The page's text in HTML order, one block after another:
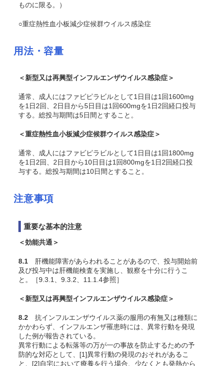
ものに限る。）
○重症熱性血小板減少症候群ウイルス感染症
用法・容量
＜新型又は再興型インフルエンザウイルス感染症＞
通常、成人にはファビピラビルとして1日目は1回1600mg
を1日2回、2日目から5日目は1回600mgを1日2回経口投与
する。総投与期間は5日間とすること。
＜重症熱性血小板減少症候群ウイルス感染症＞
通常、成人にはファビピラビルとして1日目は1回1800mg
を1日2回、2日目から10日目は1回800mgを1日2回経口投
与する。総投与期間は10日間とすること。
注意事項
重要な基本的注意
＜効能共通＞
8.1 肝機能障害があらわれることがあるので、投与開始前
及び投与中は肝機能検査を実施し、観察を十分に行うこ
と。［9.3.1、9.3.2、11.1.4参照］
＜新型又は再興型インフルエンザウイルス感染症＞
8.2 抗インフルエンザウイルス薬の服用の有無又は種類に
かかわらず、インフルエンザ罹患時には、異常行動を発現
した例が報告されている。
異常行動による転落等の万が一の事故を防止するための予
防的な対応として、[1]異常行動の発現のおそれがあるこ
と、[2]自宅において療養を行う場合、少なくとも発熱から